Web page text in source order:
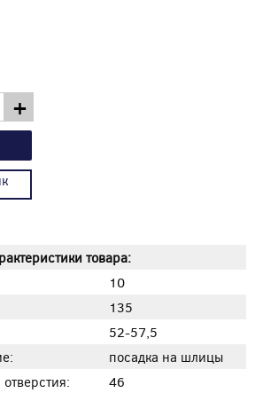
+
товара:
10
135
52-57,5
посадка на шлицы
46